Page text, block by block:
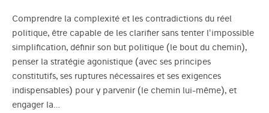
Comprendre la complexité et les contradictions du réel
politique, être capable de les clarifier sans tenter l'impossible
simplification, définir son but politique (le bout du chemin),
penser la stratégie agonistique (avec ses principes
constitutifs, ses ruptures nécessaires et ses exigences
indispensables) pour y parvenir (le chemin lui-même), et
engager la…